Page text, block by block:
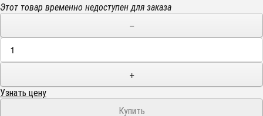
Этот товар временно недоступен для заказа
−
+
Узнать цену